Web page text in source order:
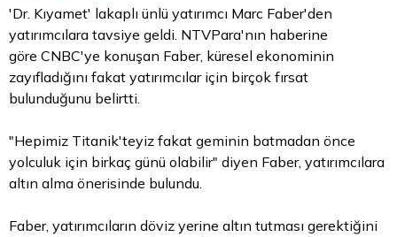
'Dr. Kıyamet' lakaplı ünlü yatırımcı Marc Faber'den
yatırımcılara tavsiye geldi. NTVPara'nın haberine
göre CNBC'ye konuşan Faber, küresel ekonominin
zayıfladığını fakat yatırımcılar için birçok fırsat
bulunduğunu belirtti.
"Hepimiz Titanik'teyiz fakat geminin batmadan önce
yolculuk için birkaç günü olabilir" diyen Faber, yatırımcılara
altın alma önerisinde bulundu.
Faber, yatırımcıların döviz yerine altın tutması gerektiğini